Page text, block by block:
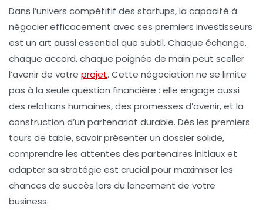
Dans l’univers compétitif des startups, la capacité à
négocier efficacement avec ses premiers investisseurs
est un art aussi essentiel que subtil. Chaque échange,
chaque accord, chaque poignée de main peut sceller
l’avenir de votre projet. Cette négociation ne se limite
pas à la seule question financière : elle engage aussi
des relations humaines, des promesses d’avenir, et la
construction d’un partenariat durable. Dès les premiers
tours de table, savoir présenter un dossier solide,
comprendre les attentes des partenaires initiaux et
adapter sa stratégie est crucial pour maximiser les
chances de succès lors du lancement de votre
business.